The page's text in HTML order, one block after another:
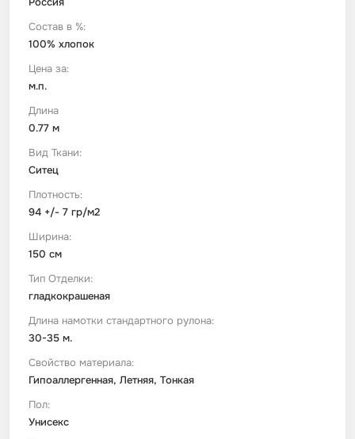
Состав в %:
100% хлопок
Цена за:
м.п.
Длина
0.77 м
Вид Ткани:
Ситец
Плотность:
94 +/- 7 гр/м2
Ширина:
150 см
Тип Отделки:
гладкокрашеная
Длина намотки стандартного рулона:
30-35 м.
Свойство материала:
Гипоаллергенная, Летняя, Тонкая
Пол:
Унисекс
Футер
Шелк Армани
Штапель
Имитации материалов